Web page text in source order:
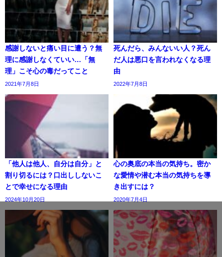
感謝しないと痛い目に遭う？無
理に感謝しなくていい…「無
理」こそ心の毒だってこと
2021年7月8日
死んだら、みんないい人？死ん
だ人は悪口を言われなくなる理
由
2022年7月8日
「他人は他人、自分は自分」と
割り切るには？口出ししないこ
とで幸せになる理由
2024年10月20日
心の奥底の本当の気持ち。密か
な愛情や潜む本当の気持ちを導
き出すには？
2020年7月4日